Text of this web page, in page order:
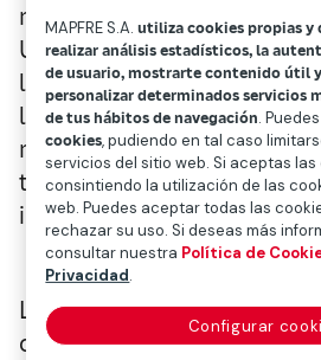
mirada puesta en la
Unión Soviética, el gigante
los próximos años el reto
la primera economía, que
mayor medida de la
tecnológica, el desarrollo
integración de las cadenas
La visión de futuro de
condicionada por dos
MAPFRE S.A.utiliza cookies propias y
realizar análisis estadísticos, la
de usuario, mostrarte contenido útil
personalizar determinados servicios
de tus hábitos de navegación.
cookies, pudiendo en tal caso
servicios del sitio web. Si aceptas
consintiendo la utilización de las
web. Puedes aceptar todas las
rechazar su uso. Si deseas más
consultar nuestra Política de
Privacidad.
Configurar